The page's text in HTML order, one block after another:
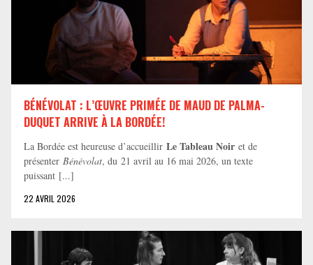
BÉNÉVOLAT : L’ŒUVRE PRIMÉE DE MAUD DE PALMA-
DUQUET ARRIVE À LA BORDÉE!
La Bordée est heureuse d’accueillir Le Tableau Noir et de
présenter Bénévolat, du 21 avril au 16 mai 2026, un texte
puissant [...]
22 AVRIL 2026